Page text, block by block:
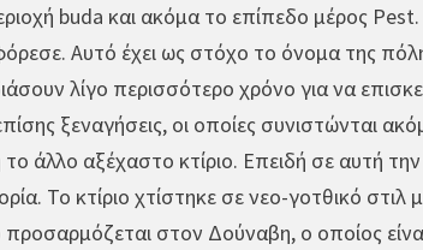
buda και ακόμα το επίπεδο μέρος
Αυτό έχει ως στόχο το όνομα της
λίγο περισσότερο χρόνο για να
ξεναγήσεις, οι οποίες συνιστώνται
άλλο αξέχαστο κτίριο. Επειδή σε αυτή
Το κτίριο χτίστηκε σε νεο-γοτθικό
προσαρμόζεται στον Δούναβη, ο οποίος